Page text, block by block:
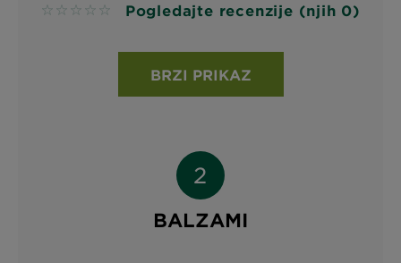
No reviews Pogledajte recenzije (njih 0)
BRZI PRIKAZ
BALZAMI